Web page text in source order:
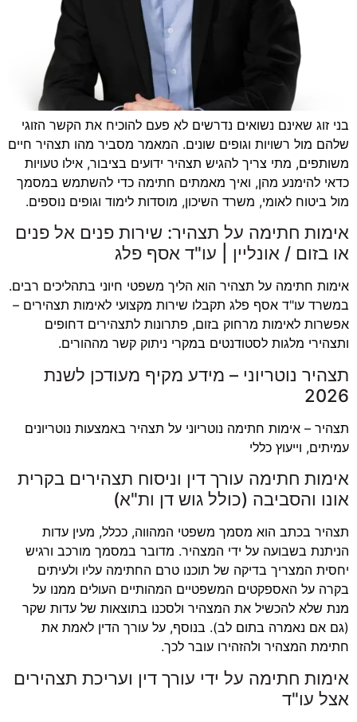
בני זוג שאינם נשואים נדרשים לא פעם להוכיח את הקשר הזוגי
שלהם מול רשויות וגופים שונים. המאמר מסביר מהו תצהיר חיים
משותפים, מתי צריך להגיש תצהיר ידועים בציבור, אילו טעויות
כדאי להימנע מהן, ואיך מאמתים חתימה כדי להשתמש במסמך
מול ביטוח לאומי, משרד השיכון, מוסדות לימוד וגופים נוספים.
אימות חתימה על תצהיר: שירות פנים אל פנים
או בזום / אונליין | עו"ד אסף פלג
אימות חתימה על תצהיר הוא הליך משפטי חיוני בתהליכים רבים.
במשרד עו"ד אסף פלג תקבלו שירות מקצועי לאימות תצהירים –
אפשרות לאימות מרחוק בזום, פתרונות לתצהירים דחופים
ותצהירי מלגות לסטודנטים במקרי ניתוק קשר מההורים.
תצהיר נוטריוני – מידע מקיף מעודכן לשנת
2026
תצהיר – אימות חתימה נוטריוני על תצהיר באמצעות נוטריונים
עמיתים, וייעוץ כללי
אימות חתימה עורך דין וניסוח תצהירים בקרית
אונו והסביבה (כולל גוש דן ות"א)
תצהיר בכתב הוא מסמך משפטי המהווה, ככלל, מעין עדות
הניתנת בשבועה על ידי המצהיר. מדובר במסמך מורכב ורגיש
יחסית המצריך בדיקה של תוכנו טרם החתימה עליו ולעיתים
בקרה על האספקטים המשפטיים המהותיים העולים ממנו על
מנת שלא להכשיל את המצהיר ולסכנו בתוצאות של עדות שקר
(גם אם נאמרה בתום לב). בנוסף, על עורך הדין לאמת את
חתימת המצהיר ולהזהירו עובר לכך.
אימות חתימה על ידי עורך דין ועריכת תצהירים
אצל עו"ד